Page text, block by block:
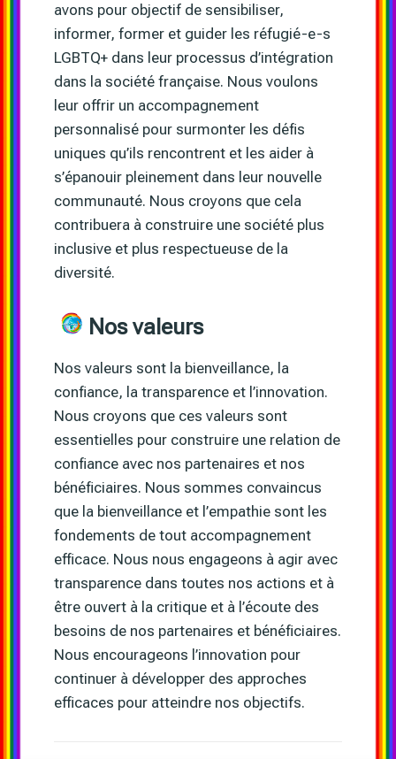
avons pour objectif de sensibiliser,
informer, former et guider les réfugié-e-s
LGBTQ+ dans leur processus d’intégration
dans la société française. Nous voulons
leur offrir un accompagnement
personnalisé pour surmonter les défis
uniques qu’ils rencontrent et les aider à
s’épanouir pleinement dans leur nouvelle
communauté. Nous croyons que cela
contribuera à construire une société plus
inclusive et plus respectueuse de la
diversité.
Nos valeurs
Nos valeurs sont la bienveillance, la
confiance, la transparence et l’innovation.
Nous croyons que ces valeurs sont
essentielles pour construire une relation de
confiance avec nos partenaires et nos
bénéficiaires. Nous sommes convaincus
que la bienveillance et l’empathie sont les
fondements de tout accompagnement
efficace. Nous nous engageons à agir avec
transparence dans toutes nos actions et à
être ouvert à la critique et à l’écoute des
besoins de nos partenaires et bénéficiaires.
Nous encourageons l’innovation pour
continuer à développer des approches
efficaces pour atteindre nos objectifs.